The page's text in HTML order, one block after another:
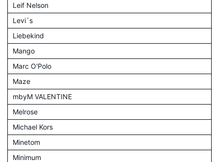
Leif Nelson
Levi´s
Liebekind
Mango
Marc O'Polo
Maze
mbyM VALENTINE
Melrose
Michael Kors
Minetom
Minimum